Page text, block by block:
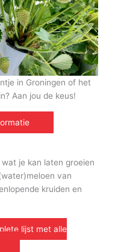
in Groningen of het
Aan jou de keus!
je kan laten groeien
van
kruiden en
lijst met alle